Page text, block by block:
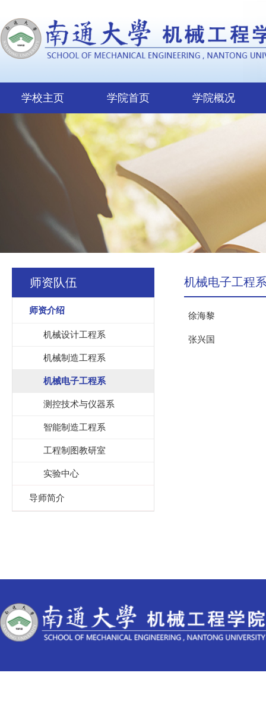
学校主页 学院首页 学院概况
师资队伍
师资介绍
机械设计工程系
机械制造工程系
机械电子工程系
测控技术与仪器系
智能制造工程系
工程制图教研室
实验中心
导师简介
机械电子工程
徐海黎
张兴国